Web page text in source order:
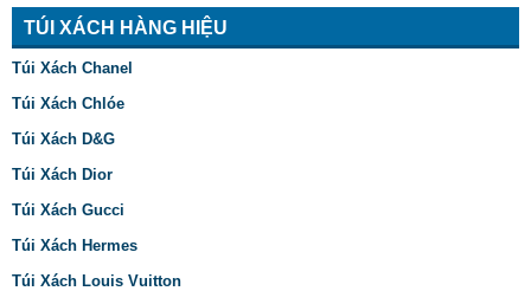
TÚI XÁCH HÀNG HIỆU
Túi Xách Chanel
Túi Xách Chlóe
Túi Xách D&G
Túi Xách Dior
Túi Xách Gucci
Túi Xách Hermes
Túi Xách Louis Vuitton